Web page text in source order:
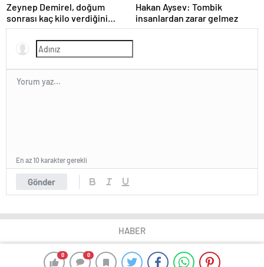
0 0
Zeynep Demirel, doğum
sonrası kaç kilo verdiğini
açıkladı
Hakan Aysev: Tombik
insanlardan zarar gelmez
Gönder
En az 10 karakter gerekli
HABER